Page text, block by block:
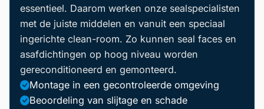
essentieel. Daarom werken onze sealspecialisten
met de juiste middelen en vanuit een speciaal
ingerichte clean-room. Zo kunnen seal faces en
asafdichtingen op hoog niveau worden
gereconditioneerd en gemonteerd.
Montage in een gecontroleerde omgeving
Beoordeling van slijtage en schade